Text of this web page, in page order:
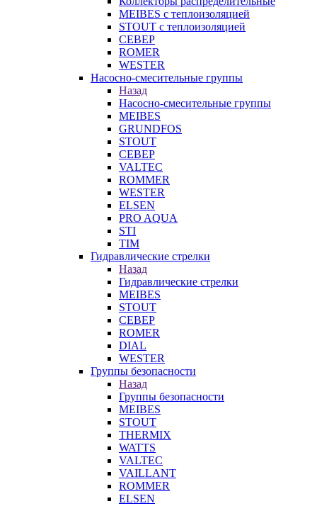
MEIBES с теплоизоляцией
STOUT с теплоизоляцией
СЕВЕР
ROMER
WESTER
Насосно-смесительные группы
Назад
Насосно-смесительные группы
MEIBES
GRUNDFOS
STOUT
СЕВЕР
VALTEC
ROMMER
WESTER
ELSEN
PRO AQUA
STI
TIM
Гидравлические стрелки
Назад
Гидравлические стрелки
MEIBES
STOUT
СЕВЕР
ROMER
DIAL
WESTER
Группы безопасности
Назад
Группы безопасности
MEIBES
STOUT
THERMIX
WATTS
VALTEC
VAILLANT
ROMMER
ELSEN